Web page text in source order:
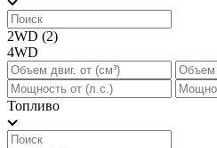
2WD (2)
4WD
Топливо